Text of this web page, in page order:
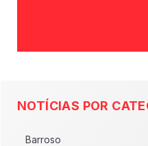
NOTÍCIAS POR
Barroso